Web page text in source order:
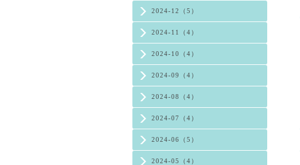
2024-12（5）
2024-11（4）
2024-10（4）
2024-09（4）
2024-08（4）
2024-07（4）
2024-06（5）
2024-05（4）